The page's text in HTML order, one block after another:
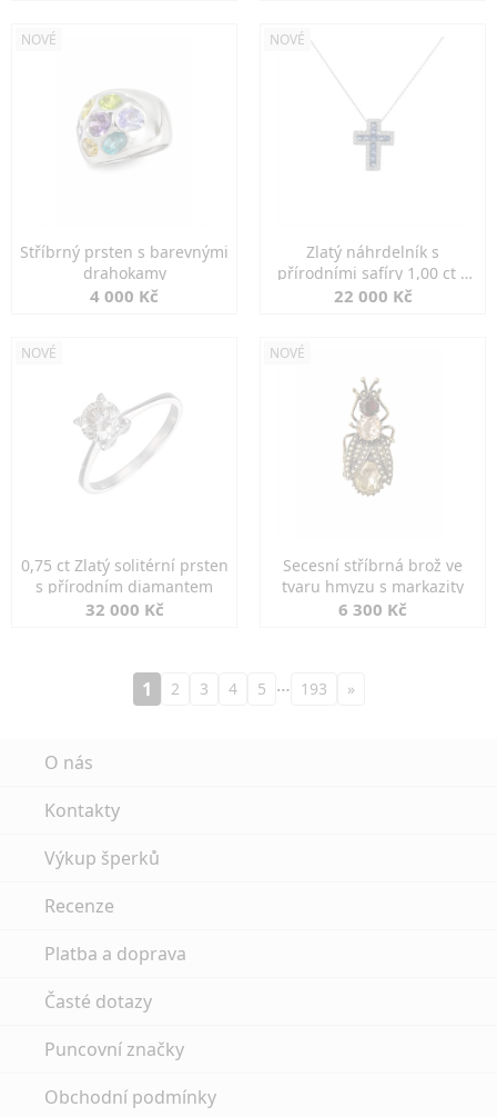
NOVÉ
Stříbrný prsten s barevnými
drahokamy
4 000 Kč
NOVÉ
Zlatý náhrdelník s
přírodními safíry 1,00 ct a
diamanty
22 000 Kč
NOVÉ
0,75 ct Zlatý solitérní prsten
s přírodním diamantem
32 000 Kč
NOVÉ
Secesní stříbrná brož ve
tvaru hmyzu s markazity
6 300 Kč
1 2 3 4 5 … 193 »
O nás
Kontakty
Výkup šperků
Recenze
Platba a doprava
Časté dotazy
Puncovní značky
Obchodní podmínky